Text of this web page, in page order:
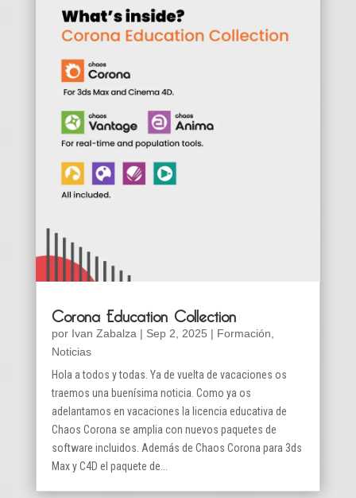
Corona Education Collection
por Ivan Zabalza| Sep 2, 2025 | Formación,
Noticias
Hola a todos y todas. Ya de vuelta de vacaciones os
traemos una buenísima noticia. Como ya os
adelantamos en vacaciones la licencia educativa de
Chaos Corona se amplia con nuevos paquetes de
software incluidos. Además de Chaos Corona para 3ds
Max y C4D el paquete de...